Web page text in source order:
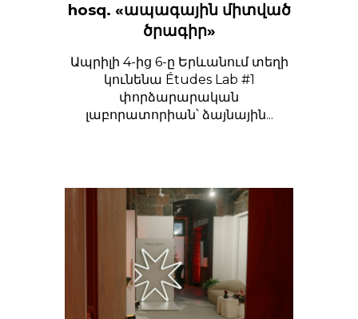
hosq. «ապագային միտված
ծրագիր»
Ապրիլի 4-ից 6-ը Երևանում տեղի
կունենա Études Lab #1
փորձարարական
լաբորատորիան՝ ձայնային...